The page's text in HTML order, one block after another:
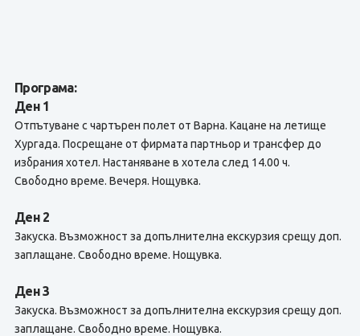
Програма:
Ден 1
Отпътуване с чартърен полет от Варна. Кацане на летище
Хургада. Посрещане от фирмата партньор и трансфер до
избрания хотел. Настаняване в хотела след 14.00 ч.
Свободно време. Вечеря. Нощувка.
Ден 2
Закуска. Възможност за допълнителна екскурзия срещу доп.
заплащане. Свободно време. Нощувка.
Ден 3
Закуска. Възможност за допълнителна екскурзия срещу доп.
заплащане. Свободно време. Нощувка.